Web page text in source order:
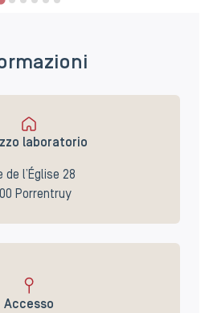
laboratorio
de l’Église 28
Porrentruy
Accesso